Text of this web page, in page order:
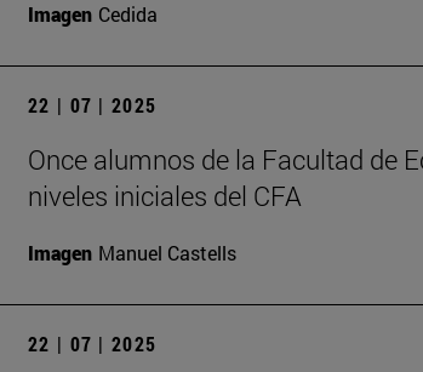
Imagen Cedida
22 | 07 | 2025
Once alumnos de la Facultad de
niveles iniciales del CFA
Imagen Manuel Castells
22 | 07 | 2025